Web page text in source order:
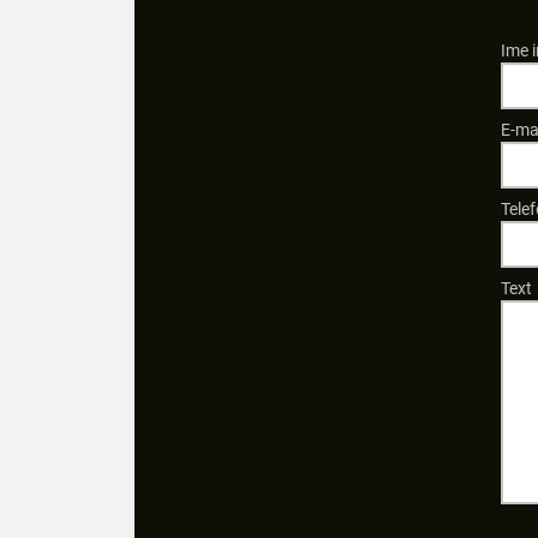
Ime
E-
Text